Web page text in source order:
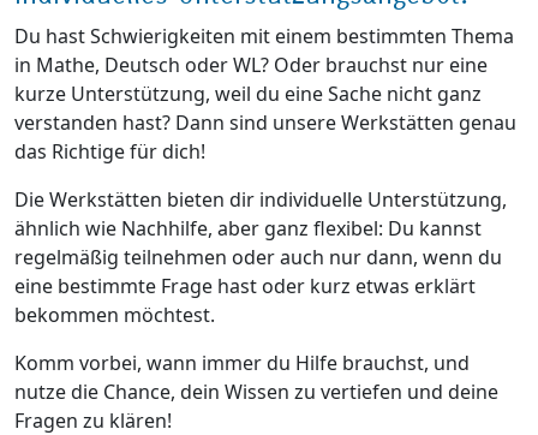
Du hast Schwierigkeiten mit einem bestimmten Thema
in Mathe, Deutsch oder WL? Oder brauchst nur eine
kurze Unterstützung, weil du eine Sache nicht ganz
verstanden hast? Dann sind unsere Werkstätten genau
das Richtige für dich!
Die Werkstätten bieten dir individuelle Unterstützung,
ähnlich wie Nachhilfe, aber ganz flexibel: Du kannst
regelmäßig teilnehmen oder auch nur dann, wenn du
eine bestimmte Frage hast oder kurz etwas erklärt
bekommen möchtest.
Komm vorbei, wann immer du Hilfe brauchst, und
nutze die Chance, dein Wissen zu vertiefen und deine
Fragen zu klären!